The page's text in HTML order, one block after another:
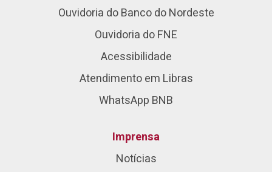
Ouvidoria do Banco do Nordeste
Ouvidoria do FNE
Acessibilidade
Atendimento em Libras
WhatsApp BNB
Imprensa
Notícias